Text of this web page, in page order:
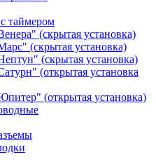
таймером
(скрытая установка)
(скрытая установка)
(скрытая установка)
(открытая установка
(открытая установка)